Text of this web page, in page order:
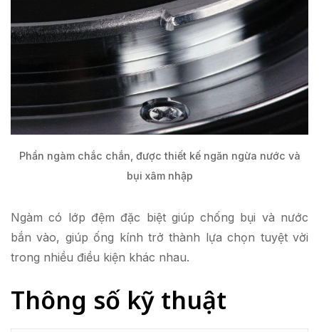
Phần ngàm chắc chắn, được thiết kế ngăn ngừa nước và
bụi xâm nhập
Ngàm có lớp đệm đặc biệt giúp chống bụi và nước
bắn vào, giúp ống kính trở thành lựa chọn tuyệt vời
trong nhiều điều kiện khác nhau.
Thông số kỹ thuật